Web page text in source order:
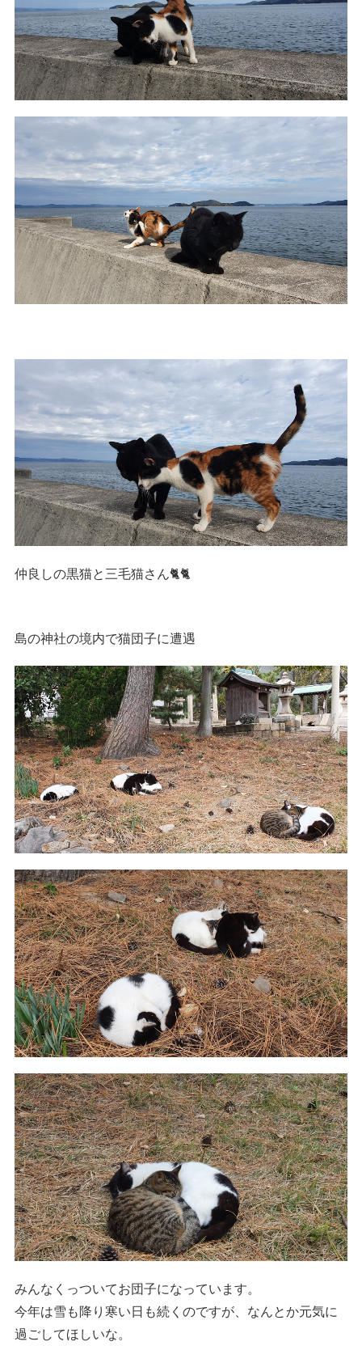
仲良しの黒猫と三毛猫さん🐈🐈
島の神社の境内で猫団子に遭遇
みんなくっついてお団子になっています。
今年は雪も降り寒い日も続くのですが、なんとか元気に
過ごしてほしいな。